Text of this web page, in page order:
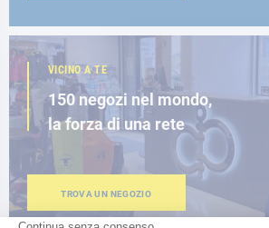
VICINO A TE
150 negozi nel mondo,
la forza di una rete
TROVA UN NEGOZIO